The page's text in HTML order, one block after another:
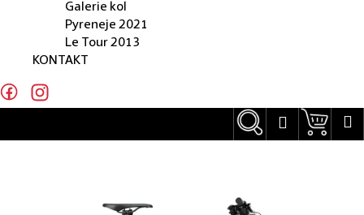
Galerie kol
Pyreneje 2021
Le Tour 2013
KONTAKT
HledatPřihlášení
t
?